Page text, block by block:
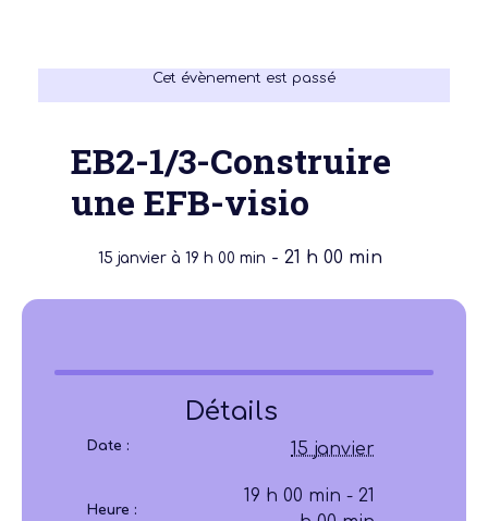
Cet évènement est passé
EB2-1/3-Construire
une EFB-visio
15 janvier à 19 h 00 min - 21 h 00 min
Détails
Date : 15 janvier
Heure :
19 h 00 min - 21